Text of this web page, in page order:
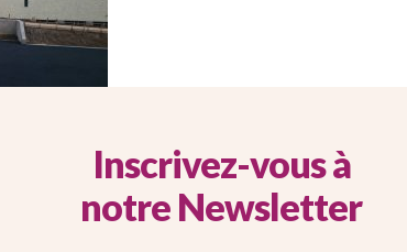
Inscrivez-vous à
notre Newsletter